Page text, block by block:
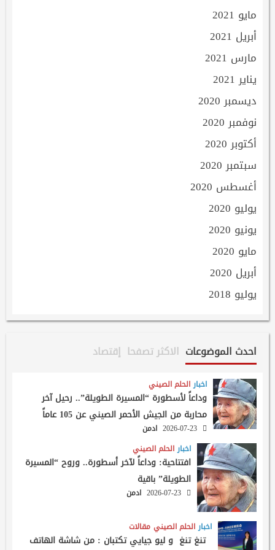
مايو 2021
أبريل 2021
مارس 2021
يناير 2021
ديسمبر 2020
نوفمبر 2020
أكتوبر 2020
سبتمبر 2020
أغسطس 2020
يوليو 2020
يونيو 2020
مايو 2020
أبريل 2020
يوليو 2018
احدث الموضوعات الاكثر تصفحا إقتصاد
اخبار الحلم الصيني
وداعاً لأسطورة “المسيرة الطويلة”.. رحيل آخر
محاربة من الجيش الأحمر الصيني عن 105 عاماً
2026-07-23
ادمن
اخبار الحلم الصيني
افتتاحية: وداعاً لآخر أسطورة.. وروح “المسيرة
الطويلة” باقية
2026-07-23 ادمن
اخبار الحلم الصيني مقالات
تنغ تنغ و ليو جيايي تكتبان : من شاشة الهاتف